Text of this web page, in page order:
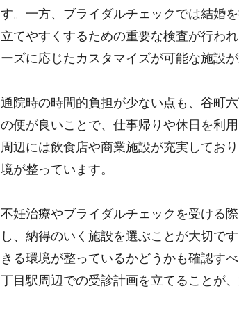
す。一方、ブライダルチェックでは結婚
立てやすくするための重要な検査が行わ
ーズに応じたカスタマイズが可能な施設
通院時の時間的負担が少ない点も、谷町
の便が良いことで、仕事帰りや休日を利
周辺には飲食店や商業施設が充実してお
境が整っています。
不妊治療やブライダルチェックを受ける
し、納得のいく施設を選ぶことが大切で
きる環境が整っているかどうかも確認す
丁目駅周辺での受診計画を立てることが